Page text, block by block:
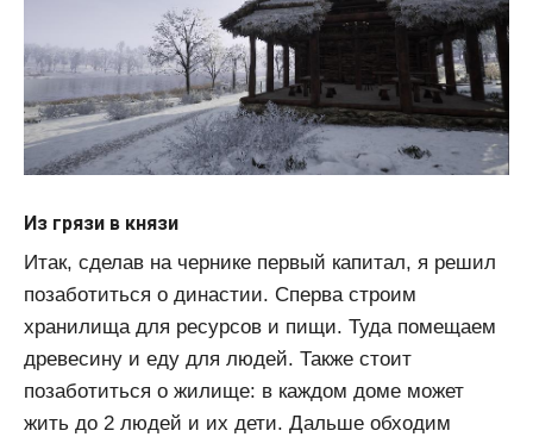
Из грязи в князи
Итак, сделав на чернике первый капитал, я решил
позаботиться о династии. Сперва строим
хранилища для ресурсов и пищи. Туда помещаем
древесину и еду для людей. Также стоит
позаботиться о жилище: в каждом доме может
жить до 2 людей и их дети. Дальше обходим